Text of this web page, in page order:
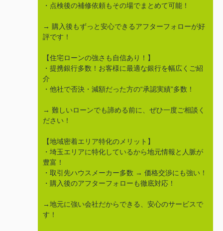
・点検後の補修依頼もその場でまとめて可能！
→ 購入後もずっと安心できるアフターフォローが好
評です！
【住宅ローンの強さも自信あり！】
・提携銀行多数！お客様に最適な銀行を幅広くご紹
介
・他社で否決・減額だった方の“承認実績”多数！
→ 難しいローンでも諦める前に、ぜひ一度ご相談く
ださい！
【地域密着エリア特化のメリット】
・埼玉エリアに特化しているから地元情報と人脈が
豊富！
・取引先ハウスメーカー多数 → 価格交渉にも強い！
・購入後のアフターフォローも徹底対応！
→地元に強い会社だからできる、安心のサービスで
す！